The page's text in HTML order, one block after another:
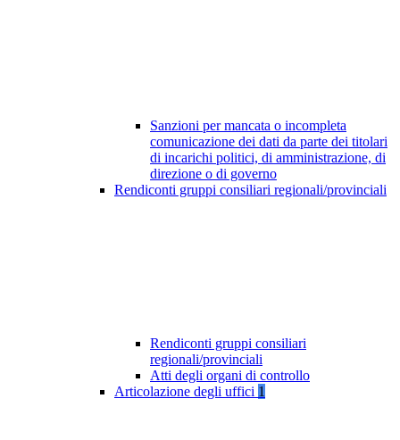
Sanzioni per mancata o incompleta
comunicazione dei dati da parte dei titolari
di incarichi politici, di amministrazione, di
direzione o di governo
Rendiconti gruppi consiliari regionali/provinciali
Rendiconti gruppi consiliari
regionali/provinciali
Atti degli organi di controllo
Articolazione degli uffici 1